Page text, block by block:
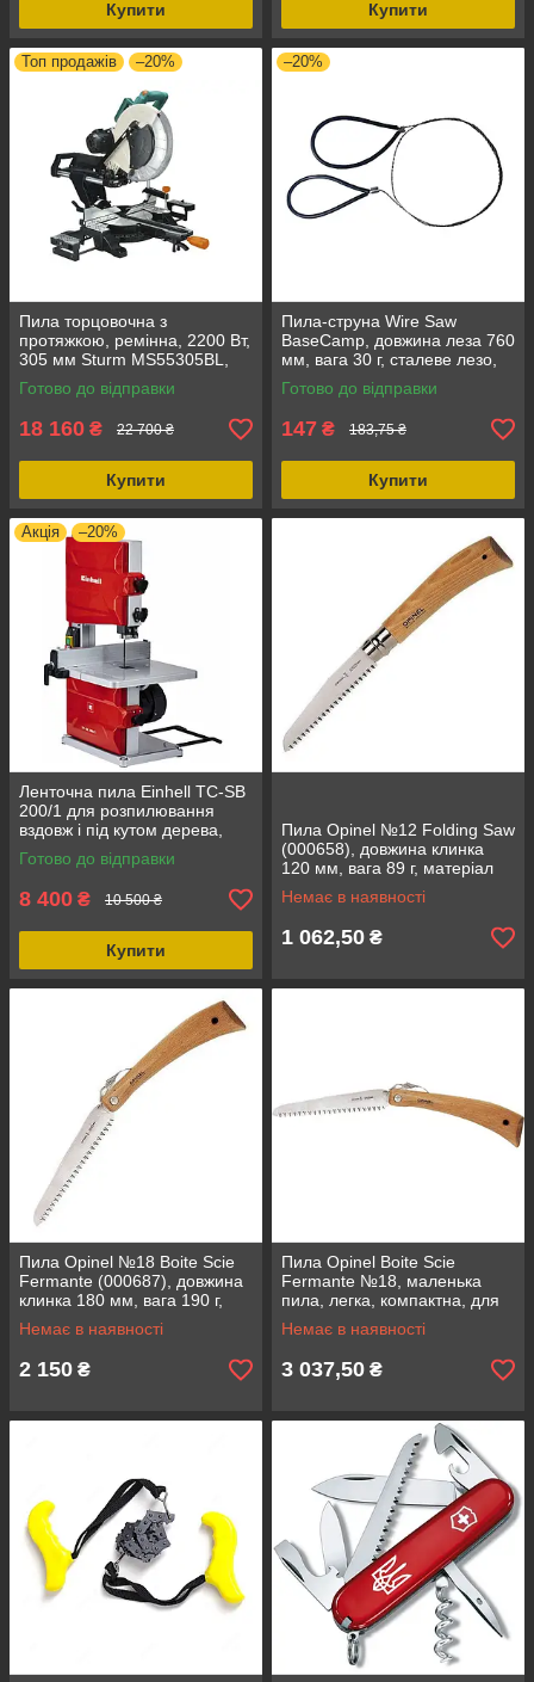
Купити Купити
Топ продажів –20%
Пила торцовочна з
протяжкою, ремінна, 2200 Вт,
305 мм Sturm MS55305BL,
лазерний вказівник,
пилозбірник
Готово до відправки
18 160 ₴ 22 700 ₴
Купити
–20%
Пила-струна Wire Saw
BaseCamp, довжина леза 760
мм, вага 30 г, сталеве лезо,
гумова ручка
Готово до відправки
147 ₴ 183,75 ₴
Купити
Акція –20%
Ленточна пила Einhell TC-SB
200/1 для розпилювання
вздовж і під кутом дерева,
пластмаси або аналогічних
матеріалів, 250 Вт
Готово до відправки
8 400 ₴ 10 500 ₴
Купити
Пила Opinel №12 Folding Saw
(000658), довжина клинка
120 мм, вага 89 г, матеріал
рукояті - бук, тип замка -
Viroblock
Немає в наявності
1 062,50 ₴
Пила Opinel №18 Boite Scie
Fermante (000687), довжина
клинка 180 мм, вага 190 г,
матеріал рукояті бук,
твердость клинка 59 HRC
Немає в наявності
2 150 ₴
Пила Opinel Boite Scie
Fermante №18, маленька
пила, легка, компактна, для
саду та польових умов
Немає в наявності
3 037,50 ₴